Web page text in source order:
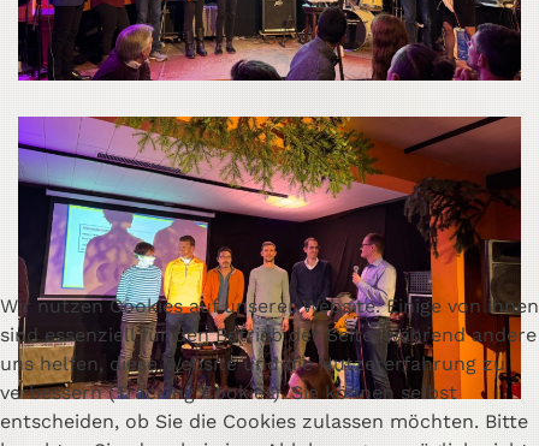
Wir nutzen Cookies auf unserer Website. Einige von ihnen
sind essenziell für den Betrieb der Seite, während andere
uns helfen, diese Website und die Nutzererfahrung zu
verbessern (Tracking Cookies). Sie können selbst
entscheiden, ob Sie die Cookies zulassen möchten. Bitte